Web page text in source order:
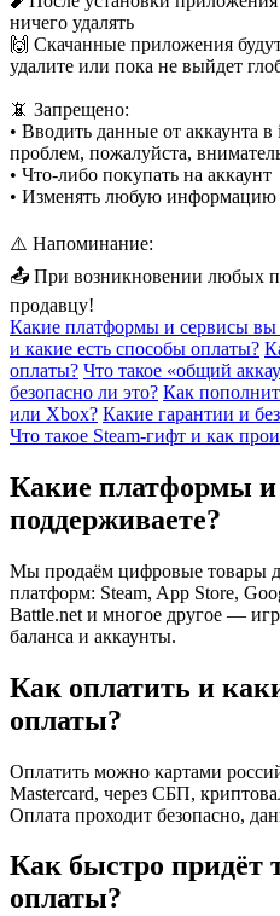
ничего удалять
🙌 Скачанные приложения
удалите или пока не выйдет
📵 Запрещено:
• Вводить данные от аккаунта
проблем, пожалуйста,
• Что-либо покупать на аккаунт
• Изменять любую информацию
⚠️ Напоминание:
📤 При возникновении любых
продавцу!
Какие платформы и сервисы вы
и какие есть способы оплаты?
оплаты? Что такое «общий
безопасно ли это? Как
или Xbox? Какие гарантии и
Что такое Steam-гифт и как
Какие платформы
поддерживаете?
Мы продаём цифровые товары
платформ: Steam, App Store,
Battle.net и многое другое —
баланса и аккаунты.
Как оплатить и
оплаты?
Оплатить можно картами
Mastercard, через СБП,
Оплата проходит безопасно,
Как быстро придёт
оплаты?